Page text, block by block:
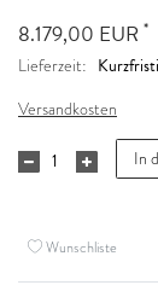
8.179,00 EUR *
Lieferzeit:
Versandkosten
In
Wunschliste